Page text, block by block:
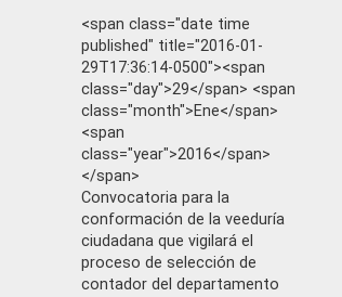
<span class="date time
published" title="2016-01-
29T17:36:14-0500"><span
class="day">29</span> <span
class="month">Ene</span>
<span
class="year">2016</span>
</span>
Convocatoria para la
conformación de la veeduría
ciudadana que vigilará el
proceso de selección de
contador del departamento